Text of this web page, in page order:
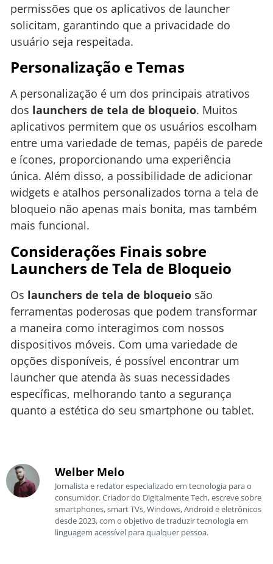
permissões que os aplicativos de launcher
solicitam, garantindo que a privacidade do
usuário seja respeitada.
Personalização e Temas
A personalização é um dos principais atrativos
dos launchers de tela de bloqueio. Muitos
aplicativos permitem que os usuários escolham
entre uma variedade de temas, papéis de parede
e ícones, proporcionando uma experiência
única. Além disso, a possibilidade de adicionar
widgets e atalhos personalizados torna a tela de
bloqueio não apenas mais bonita, mas também
mais funcional.
Considerações Finais sobre
Launchers de Tela de Bloqueio
Os launchers de tela de bloqueio são
ferramentas poderosas que podem transformar
a maneira como interagimos com nossos
dispositivos móveis. Com uma variedade de
opções disponíveis, é possível encontrar um
launcher que atenda às suas necessidades
específicas, melhorando tanto a segurança
quanto a estética do seu smartphone ou tablet.
Welber Melo
Jornalista e redator especializado em tecnologia para o
consumidor. Criador do Digitalmente Tech, escreve sobre
smartphones, smart TVs, Windows, Android e eletrônicos
desde 2023, com o objetivo de traduzir tecnologia em
linguagem acessível para qualquer pessoa.